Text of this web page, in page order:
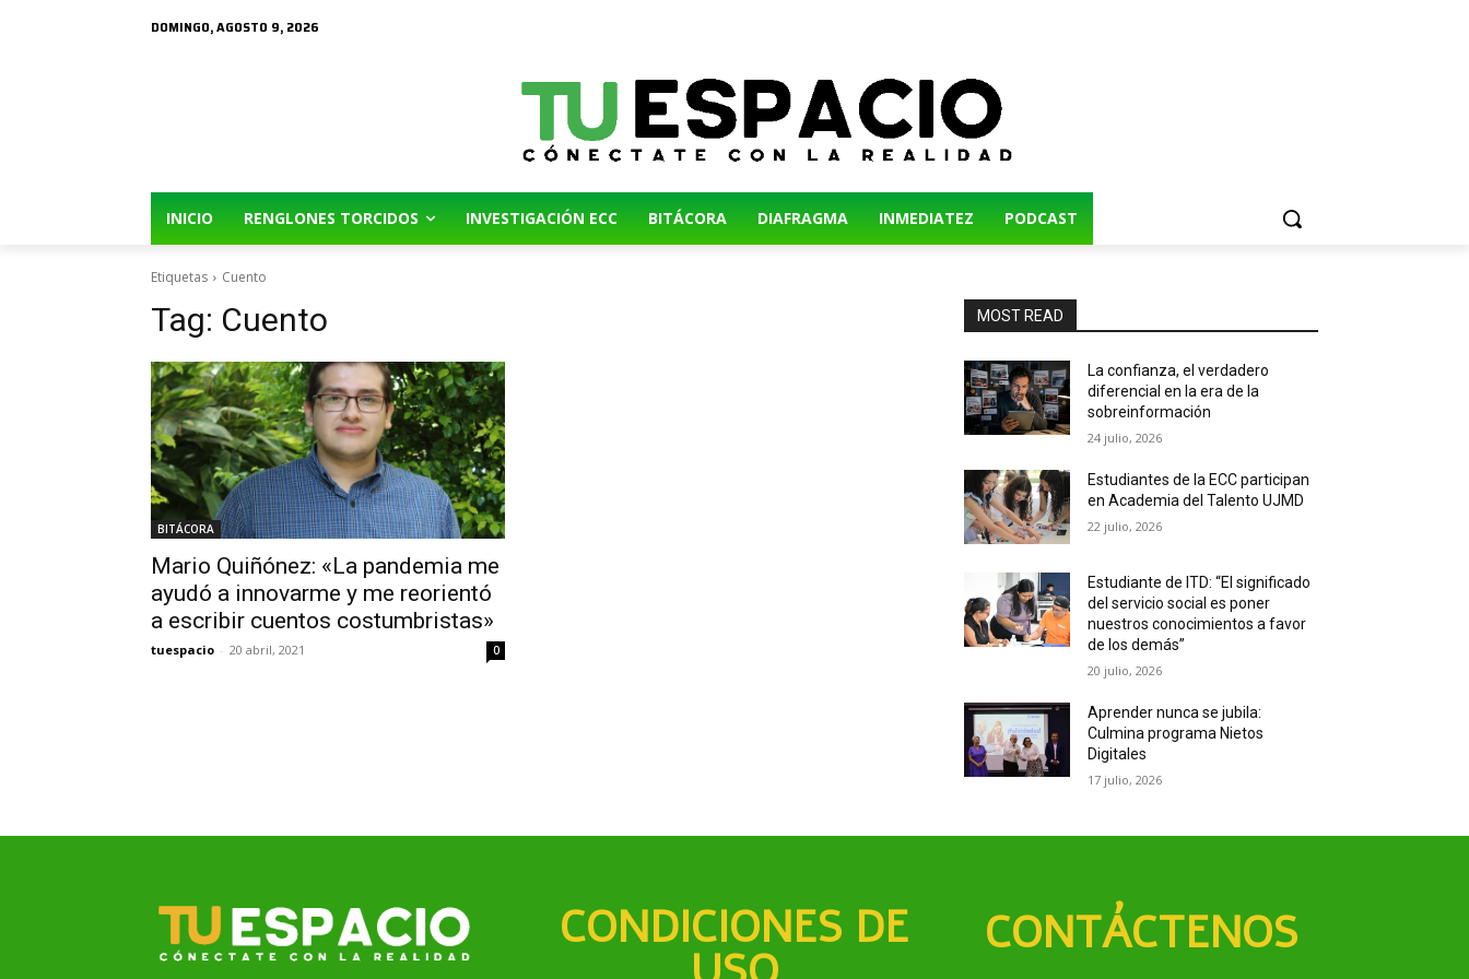
DOMINGO, AGOSTO 9, 2026
INICIO RENGLONES TORCIDOS INVESTIGACIÓN ECC BITÁCORA DIAFRAGMA INMEDIATEZ PODCAST
Etiquetas Cuento
Tag: Cuento
BITÁCORA
Mario Quiñónez: «La pandemia me
ayudó a innovarme y me reorientó
a escribir cuentos costumbristas»
tuespacio - 20 abril, 2021 0
MOST READ
La confianza, el verdadero
diferencial en la era de la
sobreinformación
24 julio, 2026
Estudiantes de la ECC participan
en Academia del Talento UJMD
22 julio, 2026
Estudiante de ITD: “El significado
del servicio social es poner
nuestros conocimientos a favor
de los demás”
20 julio, 2026
Aprender nunca se jubila:
Culmina programa Nietos
Digitales
17 julio, 2026
CONDICIONES DE CONTÁCTENOS